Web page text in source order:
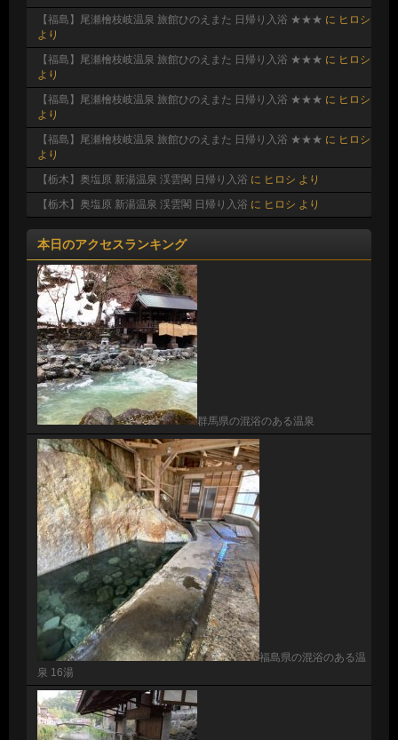
【福島】尾瀬檜枝岐温泉 旅館ひのえまた 日帰り入浴 ★★★ に ヒロシ
より
【福島】尾瀬檜枝岐温泉 旅館ひのえまた 日帰り入浴 ★★★ に ヒロシ
より
【福島】尾瀬檜枝岐温泉 旅館ひのえまた 日帰り入浴 ★★★ に ヒロシ
より
【福島】尾瀬檜枝岐温泉 旅館ひのえまた 日帰り入浴 ★★★ に ヒロシ
より
【栃木】奥塩原 新湯温泉 渓雲閣 日帰り入浴 に ヒロシ より
【栃木】奥塩原 新湯温泉 渓雲閣 日帰り入浴 に ヒロシ より
本日のアクセスランキング
群馬県の混浴のある温泉
福島県の混浴のある温
泉 16湯